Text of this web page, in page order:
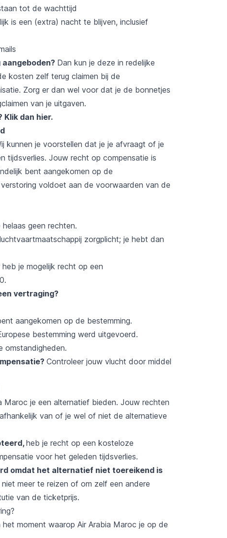
tot de wachttijd
is een (extra) nacht te blijven, inclusief
Dan kun je deze in redelijke
kosten zelf terug claimen bij de
Zorg er dan wel voor dat je de bonnetjes
van je uitgaven.
Klik dan hier.
kunnen je voorstellen dat je je afvraagt of je
tijdsverlies. Jouw recht op compensatie is
bent aangekomen op de
voldoet aan de voorwaarden van de
geen rechten.
zorgplicht; je hebt dan
je mogelijk recht op een
vertraging?
aangekomen op de bestemming.
bestemming werd uitgevoerd.
omstandigheden.
Controleer jouw vlucht door middel
Maroc je een alternatief bieden. Jouw rechten
van of je wel of niet de alternatieve
heb je recht op een kosteloze
voor het geleden tijdsverlies.
omdat het alternatief niet toereikend is
meer te reizen of om zelf een andere
van de ticketprijs.
moment waarop Air Arabia Maroc je op de